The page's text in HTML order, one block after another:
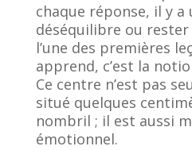
chaque réponse, il y a
déséquilibre ou rester
l’une des premières
apprend, c’est la
Ce centre n’est pas
situé quelques
nombril ; il est aussi
émotionnel.